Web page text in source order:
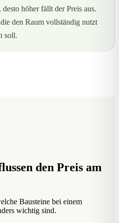
höher fällt der Preis aus.
den Raum vollständig nutzt
soll.
den Preis am
Bausteine bei einem
wichtig sind.